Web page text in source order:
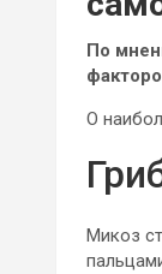
По
О
Микоз